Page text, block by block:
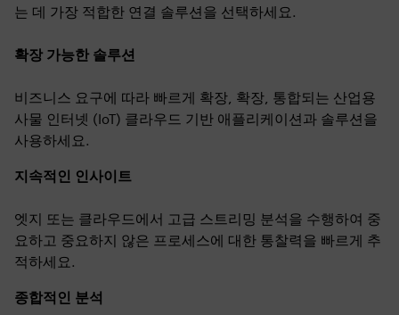
는 데 가장 적합한 연결 솔루션을 선택하세요.
확장 가능한 솔루션
비즈니스 요구에 따라 빠르게 확장, 확장, 통합되는 산업용
사물 인터넷 (IoT) 클라우드 기반 애플리케이션과 솔루션을
사용하세요.
지속적인 인사이트
엣지 또는 클라우드에서 고급 스트리밍 분석을 수행하여 중
요하고 중요하지 않은 프로세스에 대한 통찰력을 빠르게 추
적하세요.
종합적인 분석